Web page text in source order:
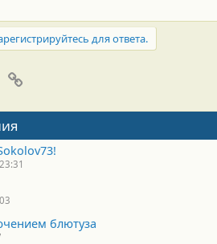
для ответа.
почта
блютуза